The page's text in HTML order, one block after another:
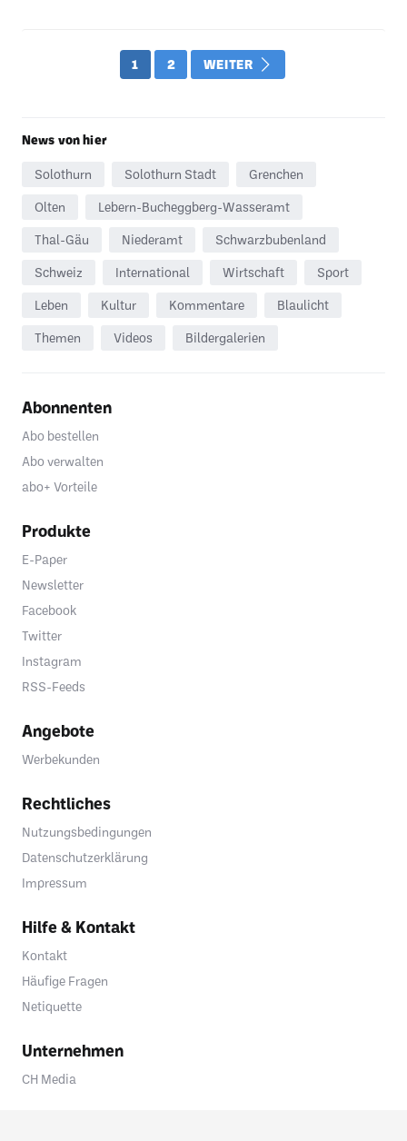
1 2 WEITER
News von hier
Solothurn Solothurn Stadt Grenchen
Olten Lebern-Bucheggberg-Wasseramt
Thal-Gäu Niederamt Schwarzbubenland
Schweiz International Wirtschaft Sport
Leben Kultur Kommentare Blaulicht
Themen Videos Bildergalerien
Abonnenten
Abo bestellen
Abo verwalten
abo+ Vorteile
Produkte
E-Paper
Newsletter
Facebook
Twitter
Instagram
RSS-Feeds
Angebote
Werbekunden
Rechtliches
Nutzungsbedingungen
Datenschutzerklärung
Impressum
Hilfe & Kontakt
Kontakt
Häufige Fragen
Netiquette
Unternehmen
CH Media